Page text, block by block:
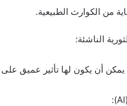
من الكوارث الطبيعية.
يمكن أن يكون لها تأثير عميق